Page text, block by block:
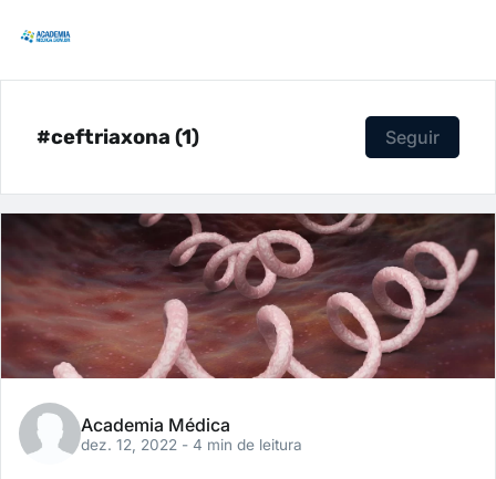
#ceftriaxona (1) Seguir
Academia Médica
dez. 12, 2022 - 4 min de leitura